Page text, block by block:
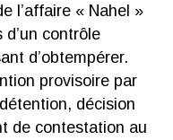
l’affaire « Nahel »
contrôle
d’obtempérer.
provisoire par
décision
de contestation au